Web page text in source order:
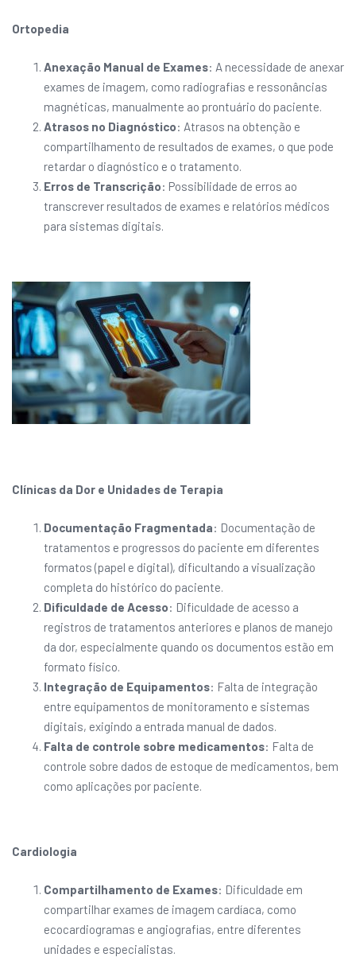
Ortopedia
Anexação Manual de Exames: A necessidade de anexar
exames de imagem, como radiografias e ressonâncias
magnéticas, manualmente ao prontuário do paciente.
Atrasos no Diagnóstico: Atrasos na obtenção e
compartilhamento de resultados de exames, o que pode
retardar o diagnóstico e o tratamento.
Erros de Transcrição: Possibilidade de erros ao
transcrever resultados de exames e relatórios médicos
para sistemas digitais.
Clínicas da Dor e Unidades de Terapia
Documentação Fragmentada: Documentação de
tratamentos e progressos do paciente em diferentes
formatos (papel e digital), dificultando a visualização
completa do histórico do paciente.
Dificuldade de Acesso: Dificuldade de acesso a
registros de tratamentos anteriores e planos de manejo
da dor, especialmente quando os documentos estão em
formato físico.
Integração de Equipamentos: Falta de integração
entre equipamentos de monitoramento e sistemas
digitais, exigindo a entrada manual de dados.
Falta de controle sobre medicamentos: Falta de
controle sobre dados de estoque de medicamentos, bem
como aplicações por paciente.
Cardiologia
Compartilhamento de Exames: Dificuldade em
compartilhar exames de imagem cardíaca, como
ecocardiogramas e angiografias, entre diferentes
unidades e especialistas.